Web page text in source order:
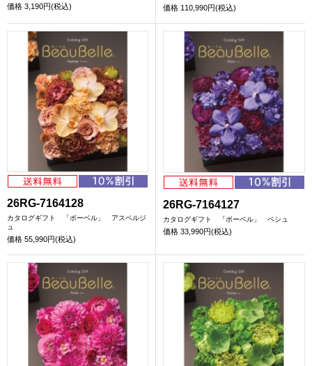
価格 3,190円(税込) 価格 110,990円(税込)
26RG-7164128
カタログギフト 「ボーベル」 アスペルジ
ュ
価格 55,990円(税込)
26RG-7164127
カタログギフト 「ボーベル」 ペシュ
価格 33,990円(税込)